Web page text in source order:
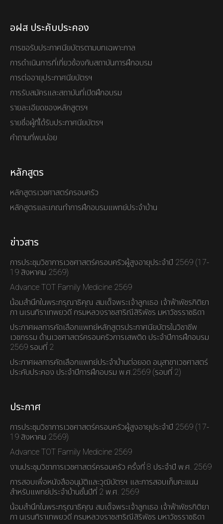
อฝส ประคับประคอง
การขอรับประกาศนียบัตรตามบทเฉพาะกาล
การดำเนินการที่เกี่ยวข้องกับสถาบันการฝึกอบรม
การต่ออายุประกาศนียบัตรฯ
การรับสมัครและสถาบันที่เปิดฝึกอบรม
รายละเอียดของหลักสูตรฯ
รายชื่อผู้ที่ได้รับประกาศนียบัตรฯ
คำถามที่พบบ่อย
หลักสูตร
หลักสูตรเวชศาสตร์ครอบครัว
หลักสูตรและเกณทำการฝึกอบรมแพทย์ประจำบ้าน
ข่าวสาร
การประชุมวิชาการเวชศาสตร์ครอบครัวผู้สูงอายุประจำปี 2569 (17-
19 สิงหาคม 2569)
Advance TOT Family Medicine 2569
น้อมสำนึกในพระกรุณาธิคุณ สมเด็จพระเจ้าลูกเธอ เจ้าฟ้าพัชรกิติยา
ภา นเรนทิราเทพยวดี กรมหลวงราชสาริณีสิริพัชร มหาวัชรราชธิดา
ประกาศผลการคัดเลือกแพทย์หลักสูตรประกาศนียบัตรในวิชาชีพ
เวชกรรม ด้านเวชศาสตร์ครอบครัวการเสพติด ประจำปีการฝึกอบรม
2569 รอบที่ 2
ประกาศผลการคัดเลือกแพทย์ประจำบ้านต่อยอด อนุสาขาเวชศาสตร์
ประคับประคอง ประจำปีการฝึกอบรม พ.ศ.2569 (รอบที่ 2)
ประกาศ
การประชุมวิชาการเวชศาสตร์ครอบครัวผู้สูงอายุประจำปี 2569 (17-
19 สิงหาคม 2569)
Advance TOT Family Medicine 2569
งานประชุมวิชาการเวชศาสตร์ครอบครัว ครั้งที่ 8 ประจำปี พ.ศ. 2569
การสอบเพื่อหนังสืออนุมัติและวุฒิบัตรฯ และการสอบเก็บคะแนน
สำหรับแพทย์ประจำบ้านชั้นปีที่ 2 พ.ศ. 2569
น้อมสำนึกในพระกรุณาธิคุณ สมเด็จพระเจ้าลูกเธอ เจ้าฟ้าพัชรกิติยา
ภา นเรนทิราเทพยวดี กรมหลวงราชสาริณีสิริพัชร มหาวัชรราชธิดา